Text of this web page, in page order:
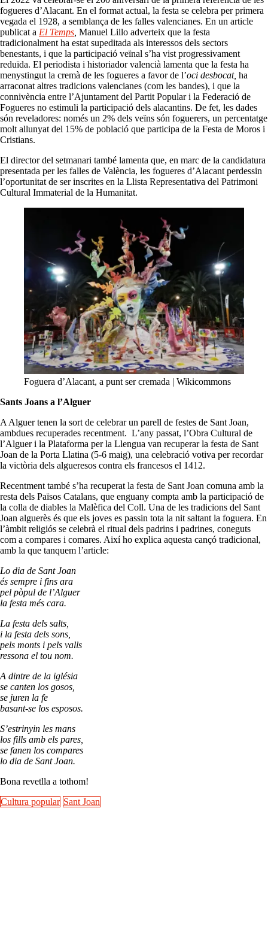
fogueres d’Alacant. En el format actual, la festa se celebra per primera
vegada el 1928, a semblança de les falles valencianes. En un article
publicat a El Temps, Manuel Lillo adverteix que la festa
tradicionalment ha estat supeditada als interessos dels sectors
benestants, i que la participació veïnal s’ha vist progressivament
reduïda. El periodista i historiador valencià lamenta que la festa ha
menystingut la cremà de les fogueres a favor de l’oci desbocat, ha
arraconat altres tradicions valencianes (com les bandes), i que la
connivència entre l’Ajuntament del Partit Popular i la Federació de
Fogueres no estimuli la participació dels alacantins. De fet, les dades
són reveladores: només un 2% dels veïns són foguerers, un percentatge
molt allunyat del 15% de població que participa de la Festa de Moros i
Cristians.
El director del setmanari també lamenta que, en marc de la candidatura
presentada per les falles de València, les fogueres d’Alacant perdessin
l’oportunitat de ser inscrites en la Llista Representativa del Patrimoni
Cultural Immaterial de la Humanitat.
Foguera d’Alacant, a punt ser cremada | Wikicommons
Sants Joans a l’Alguer
A Alguer tenen la sort de celebrar un parell de festes de Sant Joan,
ambdues recuperades recentment. L’any passat, l’Obra Cultural de
l’Alguer i la Plataforma per la Llengua van recuperar la festa de Sant
Joan de la Porta Llatina (5-6 maig), una celebració votiva per recordar
la victòria dels algueresos contra els francesos el 1412.
Recentment també s’ha recuperat la festa de Sant Joan comuna amb la
resta dels Països Catalans, que enguany compta amb la participació de
la colla de diables la Malèfica del Coll. Una de les tradicions del Sant
Joan alguerès és que els joves es passin tota la nit saltant la foguera. En
l’àmbit religiós se celebrà el ritual dels padrins i padrines, coneguts
com a compares i comares. Així ho explica aquesta cançó tradicional,
amb la que tanquem l’article:
Lo dia de Sant Joan
és sempre i fins ara
pel pòpul de l’Alguer
la festa més cara.
La festa dels salts,
i la festa dels sons,
pels monts i pels valls
ressona el tou nom.
A dintre de la iglésia
se canten los gosos,
se juren la fe
basant-se los esposos.
S’estrinyin les mans
los fills amb els pares,
se fanen los compares
lo dia de Sant Joan.
Bona revetlla a tothom!
Cultura popular Sant Joan